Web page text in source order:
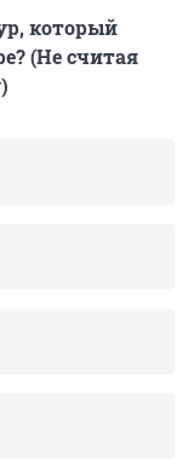
который
(Не считая